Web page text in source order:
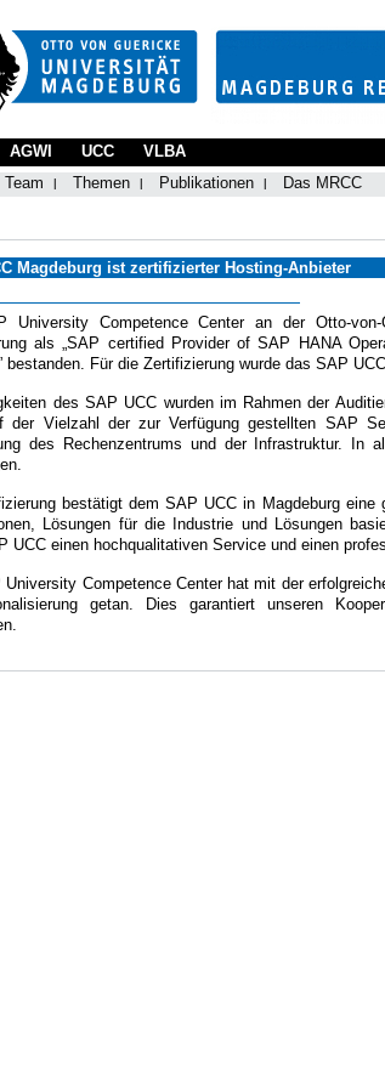
Team Themen Publikationen Das MRCC
AGWI UCC VLBA
Magdeburg ist zertifizierter Hosting-Anbieter
University Competence Center an der Otto-
als „SAP certified Provider of SAP HANA
bestanden. Für die Zertifizierung wurde das SAP
des SAP UCC wurden im Rahmen der
der Vielzahl der zur Verfügung gestellten SAP
des Rechenzentrums und der Infrastruktur. In
bestätigt dem SAP UCC in Magdeburg
Lösungen für die Industrie und Lösungen
UCC einen hochqualitativen Service und einen
University Competence Center hat mit der
getan. Dies garantiert unseren